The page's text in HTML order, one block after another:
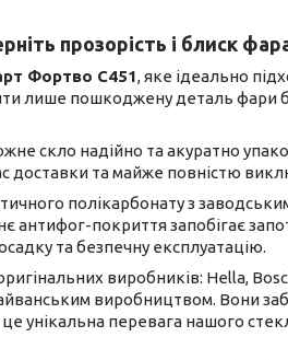
прозорість і блиск
Фортво С451, яке ідеально
лише пошкоджену деталь фари
скло надійно та акуратно
доставки та майже повністю
полікарбонату з
антифог-покриття запобігає
та безпечну експлуатацію.
виробників: Hella,
виробництвом. Вони
це унікальна перевага нашого